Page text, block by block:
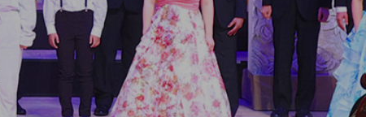
ス ど